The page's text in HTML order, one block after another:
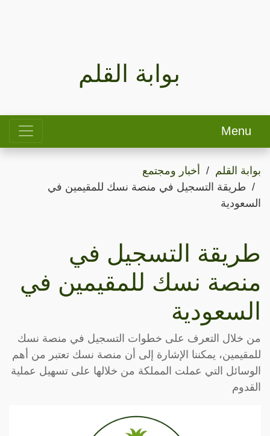
بوابة القلم
Menu
بوابة القلم
أخبار ومجتمع
طريقة التسجيل في منصة نسك للمقيمين في
السعودية
طريقة التسجيل في
منصة نسك للمقيمين في
السعودية
من خلال التعرف على خطوات التسجيل في منصة نسك
للمقيمين، يمكننا الإشارة إلى أن منصة نسك تعتبر من أهم
الوسائل التي عملت المملكة من خلالها على تسهيل عملية
القدوم